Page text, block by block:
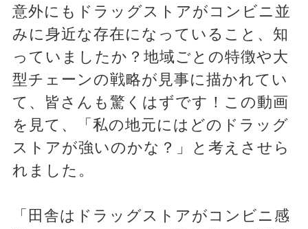
意外にもドラッグストアがコンビニ並
みに身近な存在になっていること、知
っていましたか？地域ごとの特徴や大
型チェーンの戦略が見事に描かれてい
て、皆さんも驚くはずです！この動画
を見て、「私の地元にはどのドラッグ
ストアが強いのかな？」と考えさせら
れました。
「田舎はドラッグストアがコンビニ感